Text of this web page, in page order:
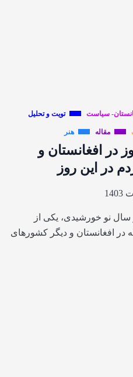
سیاست تویت و تحلیل
مقاله هنر
در افغانستان و
در این روز
سال نو خورشیدی، یکی از
افغانستان و دیگر کشورهای